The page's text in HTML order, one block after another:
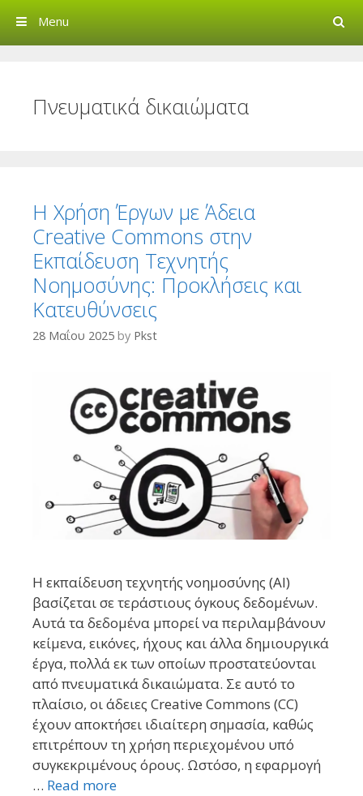
Creative Commons Search
Menu
Πνευματικά δικαιώματα
Η Χρήση Έργων με Άδεια
Creative Commons στην
Εκπαίδευση Τεχνητής
Νοημοσύνης: Προκλήσεις και
Κατευθύνσεις
28 Μαΐου 2025 by Pkst
Η εκπαίδευση τεχνητής νοημοσύνης (AI)
βασίζεται σε τεράστιους όγκους δεδομένων.
Αυτά τα δεδομένα μπορεί να περιλαμβάνουν
κείμενα, εικόνες, ήχους και άλλα δημιουργικά
έργα, πολλά εκ των οποίων προστατεύονται
από πνευματικά δικαιώματα. Σε αυτό το
πλαίσιο, οι άδειες Creative Commons (CC)
έχουν αποκτήσει ιδιαίτερη σημασία, καθώς
επιτρέπουν τη χρήση περιεχομένου υπό
συγκεκριμένους όρους. Ωστόσο, η εφαρμογή
… Read more